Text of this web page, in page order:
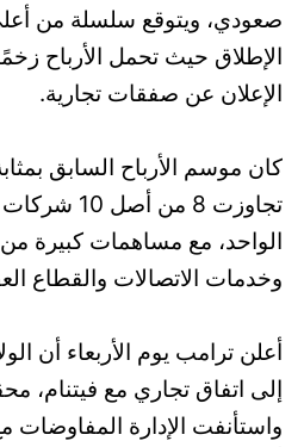
صعودي، ويتوقع سلسلة من
الإطلاق حيث تحمل الأرباح
الإعلان عن صفقات تجارية.
كان موسم الأرباح السابق
تجاوزت 8
الواحد، مع مساهمات كبيرة
وخدمات الاتصالات والقطاع
أعلن ترامب يوم الأربعاء أن
إلى اتفاق تجاري مع فيتنام،
واستأنفت الإدارة المفاوضات